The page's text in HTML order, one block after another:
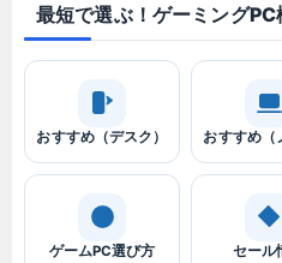
最短で選ぶ！ゲーミングPC
おすすめ（デスク） おすすめ（
ゲームPC選び方 セール